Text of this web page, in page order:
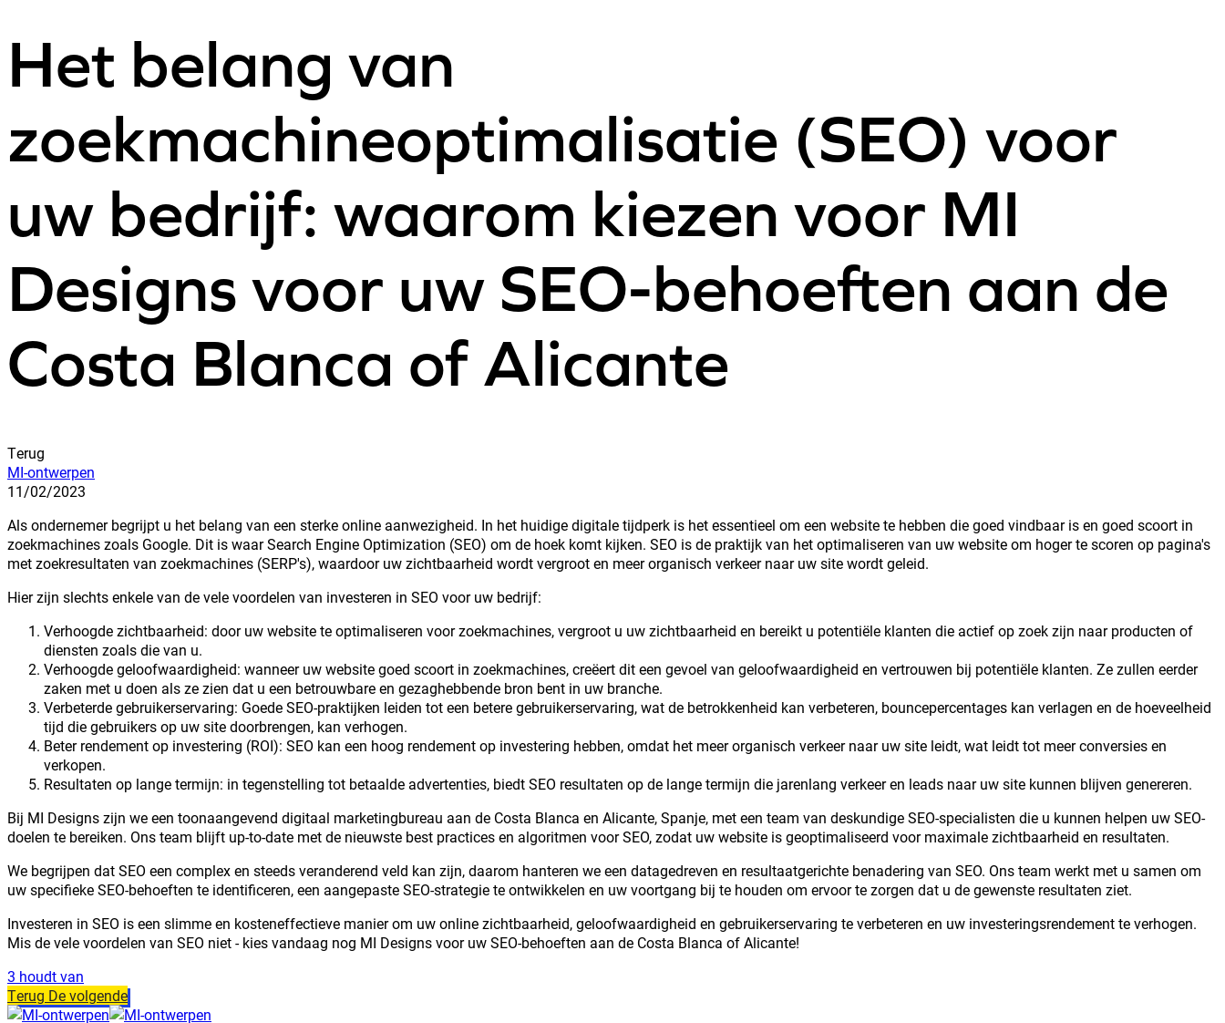
Het belang van
zoekmachineoptimalisatie (SEO) voor
uw bedrijf: waarom kiezen voor MI
Designs voor uw SEO-behoeften aan de
Costa Blanca of Alicante
Terug
MI-ontwerpen
11/02/2023
Als ondernemer begrijpt u het belang van een sterke online aanwezigheid. In het huidige digitale tijdperk is het essentieel om een website te hebben die goed vindbaar is en goed scoort in
zoekmachines zoals Google. Dit is waar Search Engine Optimization (SEO) om de hoek komt kijken. SEO is de praktijk van het optimaliseren van uw website om hoger te scoren op pagina's
met zoekresultaten van zoekmachines (SERP's), waardoor uw zichtbaarheid wordt vergroot en meer organisch verkeer naar uw site wordt geleid.
Hier zijn slechts enkele van de vele voordelen van investeren in SEO voor uw bedrijf:
Verhoogde zichtbaarheid: door uw website te optimaliseren voor zoekmachines, vergroot u uw zichtbaarheid en bereikt u potentiële klanten die actief op zoek zijn naar producten of
diensten zoals die van u.
Verhoogde geloofwaardigheid: wanneer uw website goed scoort in zoekmachines, creëert dit een gevoel van geloofwaardigheid en vertrouwen bij potentiële klanten. Ze zullen eerder
zaken met u doen als ze zien dat u een betrouwbare en gezaghebbende bron bent in uw branche.
Verbeterde gebruikerservaring: Goede SEO-praktijken leiden tot een betere gebruikerservaring, wat de betrokkenheid kan verbeteren, bouncepercentages kan verlagen en de hoeveelheid
tijd die gebruikers op uw site doorbrengen, kan verhogen.
Beter rendement op investering (ROI): SEO kan een hoog rendement op investering hebben, omdat het meer organisch verkeer naar uw site leidt, wat leidt tot meer conversies en
verkopen.
Resultaten op lange termijn: in tegenstelling tot betaalde advertenties, biedt SEO resultaten op de lange termijn die jarenlang verkeer en leads naar uw site kunnen blijven genereren.
Bij MI Designs zijn we een toonaangevend digitaal marketingbureau aan de Costa Blanca en Alicante, Spanje, met een team van deskundige SEO-specialisten die u kunnen helpen uw SEO-
doelen te bereiken. Ons team blijft up-to-date met de nieuwste best practices en algoritmen voor SEO, zodat uw website is geoptimaliseerd voor maximale zichtbaarheid en resultaten.
We begrijpen dat SEO een complex en steeds veranderend veld kan zijn, daarom hanteren we een datagedreven en resultaatgerichte benadering van SEO. Ons team werkt met u samen om
uw specifieke SEO-behoeften te identificeren, een aangepaste SEO-strategie te ontwikkelen en uw voortgang bij te houden om ervoor te zorgen dat u de gewenste resultaten ziet.
Investeren in SEO is een slimme en kosteneffectieve manier om uw online zichtbaarheid, geloofwaardigheid en gebruikerservaring te verbeteren en uw investeringsrendement te verhogen.
Mis de vele voordelen van SEO niet - kies vandaag nog MI Designs voor uw SEO-behoeften aan de Costa Blanca of Alicante!
3 houdt van
Terug De volgende